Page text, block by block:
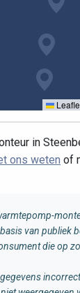
in
ons weten of
van publiek
die op